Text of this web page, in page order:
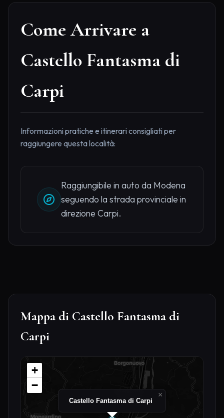
Come Arrivare a
Castello Fantasma di
Carpi
Informazioni pratiche e itinerari consigliati per
raggiungere questa località:
Raggiungibile in auto da Modena
seguendo la strada provinciale in
direzione Carpi.
Mappa di Castello Fantasma di
Carpi
Castello Fantasma di Carpi
×
+
−